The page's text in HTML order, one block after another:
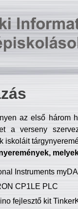
az első három
a verseny
iskoláit
Instruments
CP1LE PLC
fejlesztő kit